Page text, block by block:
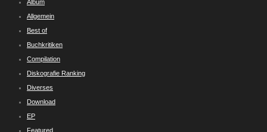
Album
Allgemein
Best of
Buchkritiken
Compilation
Diskografie Ranking
Diverses
Download
EP
Featured